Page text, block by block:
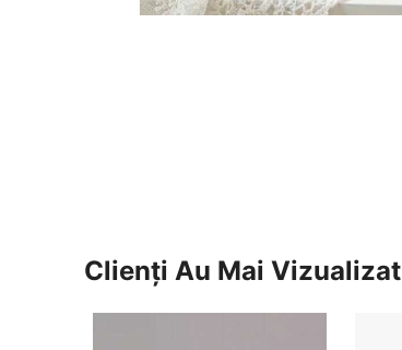
Clienți Au Mai Vizualizat